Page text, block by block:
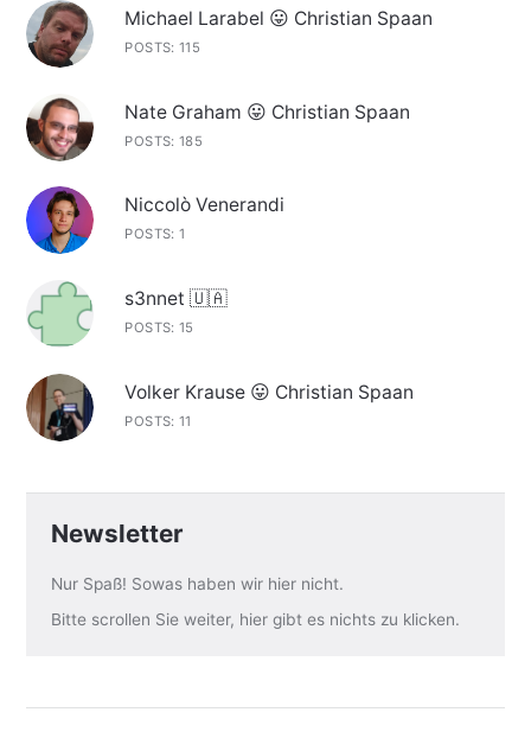
Michael Larabel 😛 Christian Spaan
POSTS: 115
Nate Graham 😛 Christian Spaan
POSTS: 185
Niccolò Venerandi
POSTS: 1
s3nnet 🇺🇦
POSTS: 15
Volker Krause 😛 Christian Spaan
POSTS: 11
Newsletter
Nur Spaß! Sowas haben wir hier nicht.
Bitte scrollen Sie weiter, hier gibt es nichts zu klicken.